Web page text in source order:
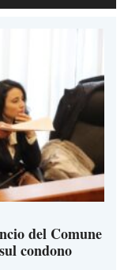
del Comune
condono